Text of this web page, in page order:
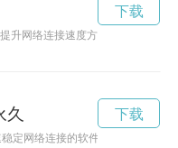
升网络连接速度方面扮演着重要
下载
久
定网络连接的软件，能够帮助用
下载